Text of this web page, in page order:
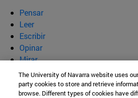
Pensar
Leer
Escribir
Opinar
Mirar
Quiénes somos
BeBrave
The University of Navarra website uses
party cookies to store and retrieve
browse. Different types of cookies have